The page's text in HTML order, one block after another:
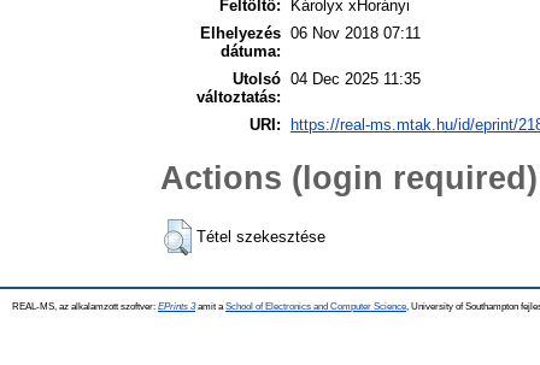
Feltöltő:
Károlyx xHorányi
Elhelyezés
dátuma:
06 Nov 2018 07:11
Utolsó
változtatás:
04 Dec 2025 11:35
URI: https://real-ms.mtak.hu/id/eprint/
Actions (login required)
Tétel szekesztése
REAL-MS, az alkalamzott szoftver: EPrints 3amit a School of Electronics and Computer Science , University of Southampton